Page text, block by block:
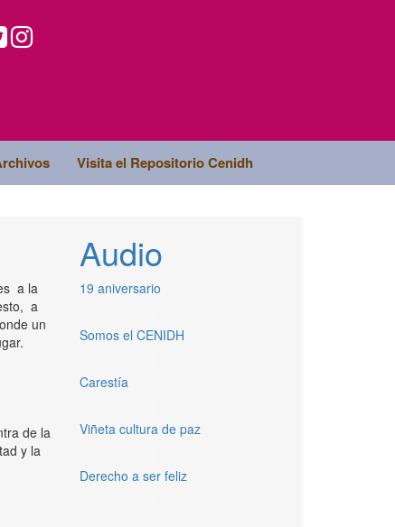
Visita el Repositorio Cenidh
a la
a
un
de la
y la
Audio
19 aniversario
Somos el CENIDH
Carestía
Viñeta cultura de paz
Derecho a ser feliz